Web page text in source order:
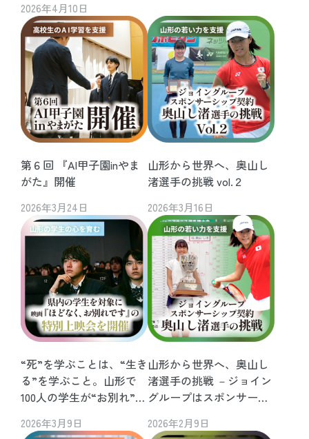
の取り組み
2026年4月10日
第６回 『AI甲子園inやま
がた』開催
2026年3月24日
山形から世界へ、奥山し
渚選手の挑戦 vol.２
2026年3月16日
“死”を学ぶことは、“生き
る”を学ぶこと。山形で
100人の学生が“お別れ”と
2026年3月9日
山形から世界へ、奥山し
渚選手の挑戦 －ジョイン
グループはスポンサーシ
－
2026年2月9日